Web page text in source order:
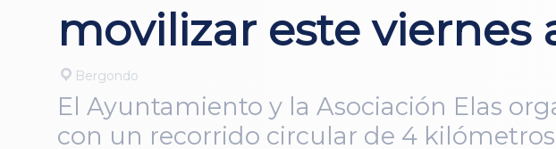
movilizar este viernes
Bergondo
El Ayuntamiento y la Asociación Elas
con un recorrido circular de 4